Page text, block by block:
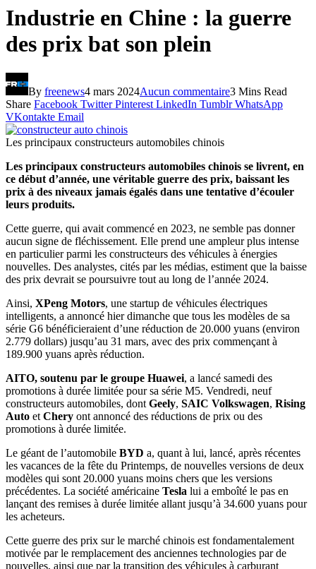
Industrie en Chine : la guerre
des prix bat son plein
By freenews4 mars 2024Aucun commentaire3 Mins Read
Share Facebook Twitter Pinterest LinkedIn Tumblr WhatsApp
VKontakte Email
Les principaux constructeurs automobiles chinois
Les principaux constructeurs automobiles chinois se livrent, en
ce début d’année, une véritable guerre des prix, baissant les
prix à des niveaux jamais égalés dans une tentative d’écouler
leurs produits.
Cette guerre, qui avait commencé en 2023, ne semble pas donner
aucun signe de fléchissement. Elle prend une ampleur plus intense
en particulier parmi les constructeurs des véhicules à énergies
nouvelles. Des analystes, cités par les médias, estiment que la baisse
des prix devrait se poursuivre tout au long de l’année 2024.
Ainsi, XPeng Motors, une startup de véhicules électriques
intelligents, a annoncé hier dimanche que tous les modèles de sa
série G6 bénéficieraient d’une réduction de 20.000 yuans (environ
2.779 dollars) jusqu’au 31 mars, avec des prix commençant à
189.900 yuans après réduction.
AITO, soutenu par le groupe Huawei, a lancé samedi des
promotions à durée limitée pour sa série M5. Vendredi, neuf
constructeurs automobiles, dont Geely, SAIC Volkswagen, Rising
Auto et Chery ont annoncé des réductions de prix ou des
promotions à durée limitée.
Le géant de l’automobile BYD a, quant à lui, lancé, après récentes
les vacances de la fête du Printemps, de nouvelles versions de deux
modèles qui sont 20.000 yuans moins chers que les versions
précédentes. La société américaine Tesla lui a emboîté le pas en
lançant des remises à durée limitée allant jusqu’à 34.600 yuans pour
les acheteurs.
Cette guerre des prix sur le marché chinois est fondamentalement
motivée par le remplacement des anciennes technologies par de
nouvelles, ainsi que par la transition des véhicules à carburant